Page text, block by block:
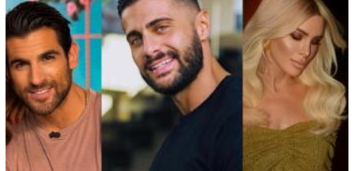
ΣΥΝΔΕΣΜΟΙ
Tv
Πρώτο
Style